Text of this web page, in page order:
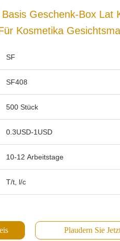
Geschenk-Box Lat
Kosmetika
SF
SF408
500 Stück
0.3USD-1USD
10-12 Arbeitstage
T/t, l/c
Plaudern Sie